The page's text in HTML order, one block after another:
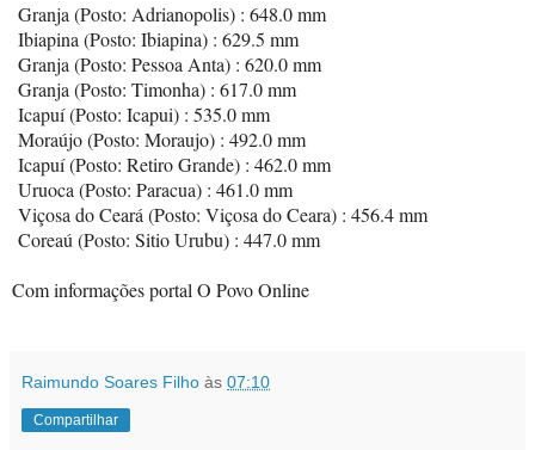
Granja (Posto: Adrianopolis) : 648.0 mm
Ibiapina (Posto: Ibiapina) : 629.5 mm
Granja (Posto: Pessoa Anta) : 620.0 mm
Granja (Posto: Timonha) : 617.0 mm
Icapuí (Posto: Icapui) : 535.0 mm
Moraújo (Posto: Moraujo) : 492.0 mm
Icapuí (Posto: Retiro Grande) : 462.0 mm
Uruoca (Posto: Paracua) : 461.0 mm
Viçosa do Ceará (Posto: Viçosa do Ceara) : 456.4 mm
Coreaú (Posto: Sitio Urubu) : 447.0 mm
Com informações portal O Povo Online
Raimundo Soares Filho às 07:10
Compartilhar